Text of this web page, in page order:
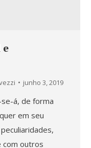
junho 3, 2019
á, de forma
em seu
com outros